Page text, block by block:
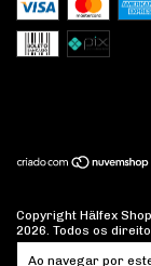
Ao navegar por
Copyright Hälfex
2026. Todos os